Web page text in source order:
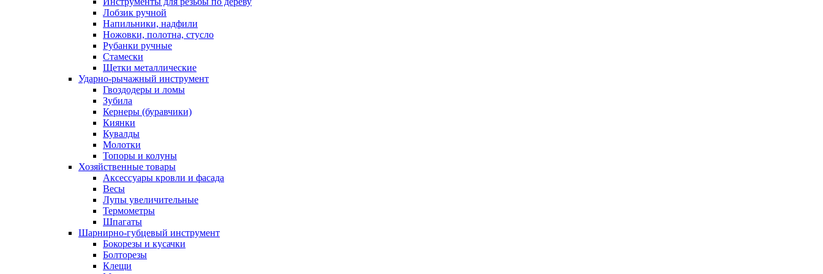
Лобзик ручной
Напильники, надфили
Ножовки, полотна, стусло
Рубанки ручные
Стамески
Щетки металлические
Ударно-рычажный инструмент
Гвоздодеры и ломы
Зубила
Кернеры (буравчики)
Киянки
Кувалды
Молотки
Топоры и колуны
Хозяйственные товары
Аксессуары кровли и фасада
Весы
Лупы увеличительные
Термометры
Шпагаты
Шарнирно-губцевый инструмент
Бокорезы и кусачки
Болторезы
Клещи